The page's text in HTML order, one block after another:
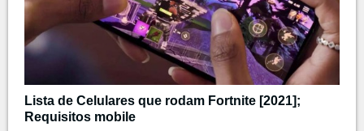
Lista de Celulares que rodam Fortnite [2021];
Requisitos mobile